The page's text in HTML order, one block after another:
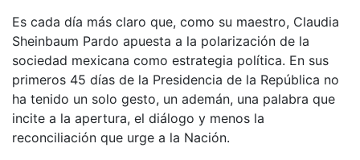
Es cada día más claro que, como su maestro, Claudia
Sheinbaum Pardo apuesta a la polarización de la
sociedad mexicana como estrategia política. En sus
primeros 45 días de la Presidencia de la República no
ha tenido un solo gesto, un ademán, una palabra que
incite a la apertura, el diálogo y menos la
reconciliación que urge a la Nación.